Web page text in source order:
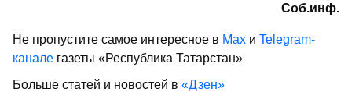
Соб.инф.
Не пропустите самое интересное в Max и Telegram-
канале газеты «Республика Татарстан»
Больше статей и новостей в «Дзен»